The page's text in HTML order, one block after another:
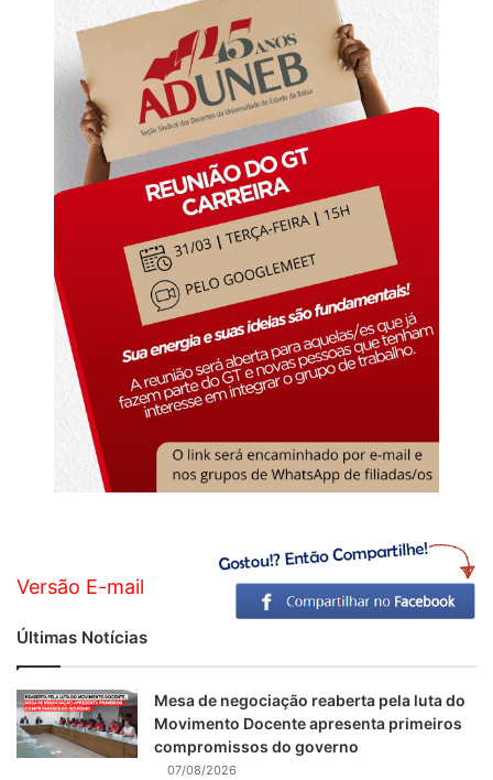
Versão E-mail
Últimas Notícias
Mesa de negociação reaberta pela luta do
Movimento Docente apresenta primeiros
compromissos do governo
07/08/2026